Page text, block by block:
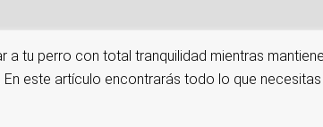
tu perro con total tranquilidad mientras
este artículo encontrarás todo lo que